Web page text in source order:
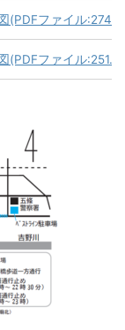
(PDFファイル
(PDFファイル